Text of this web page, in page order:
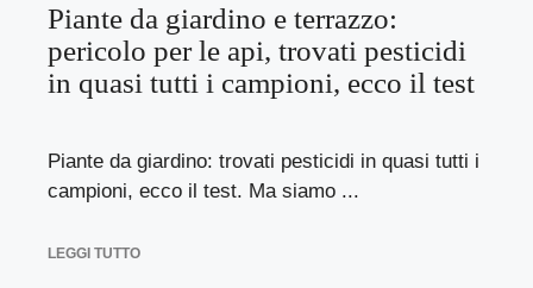
Piante da giardino e terrazzo:
pericolo per le api, trovati pesticidi
in quasi tutti i campioni, ecco il test
Piante da giardino: trovati pesticidi in quasi tutti i
campioni, ecco il test. Ma siamo ...
LEGGI TUTTO